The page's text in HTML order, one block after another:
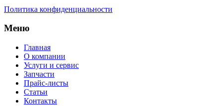
Политика конфиденциальности
Меню
Главная
О компании
Услуги и сервис
Запчасти
Прайс-листы
Статьи
Контакты